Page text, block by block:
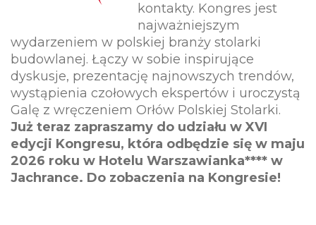
kontakty. Kongres jest
najważniejszym
wydarzeniem w polskiej branży stolarki
budowlanej. Łączy w sobie inspirujące
dyskusje, prezentację najnowszych trendów,
wystąpienia czołowych ekspertów i uroczystą
Galę z wręczeniem Orłów Polskiej Stolarki.
Już teraz zapraszamy do udziału w XVI
edycji Kongresu, która odbędzie się w maju
2026 roku w Hotelu Warszawianka**** w
Jachrance. Do zobaczenia na Kongresie!